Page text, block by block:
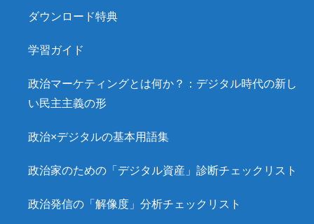
ダウンロード特典
学習ガイド
政治マーケティングとは何か？：デジタル時代の新し
い民主主義の形
政治×デジタルの基本用語集
政治家のための「デジタル資産」診断チェックリスト
政治発信の「解像度」分析チェックリスト